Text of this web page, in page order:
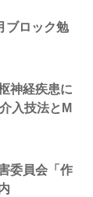
ブロック勉
神経疾患に
入技法とM
委員会「作